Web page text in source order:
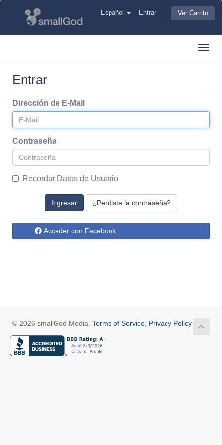
Español Entrar Ver Carrito
Entrar
Dirección de E-Mail
Contraseña
Recordar Datos de Usuario
¿Perdiste la contraseña?
Acceder con Facebook
© 2026 smallGod Media. Terms of Service Privacy Policy